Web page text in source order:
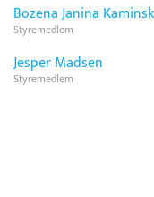
Bozena Janina
Styremedlem
Jesper Madsen
Styremedlem